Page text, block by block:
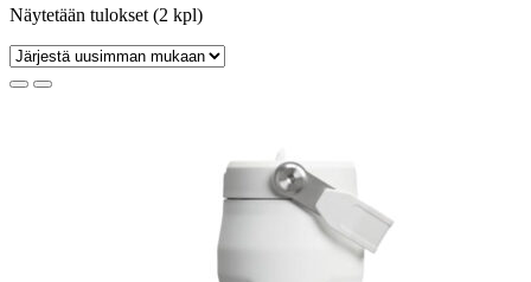
Näytetään tulokset (2 kpl)